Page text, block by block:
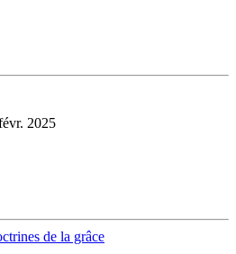
2025
de la grâce